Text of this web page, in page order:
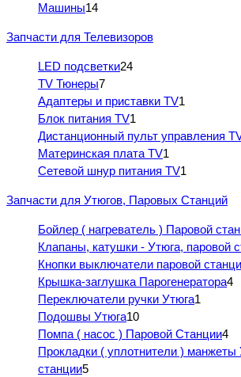
Машины14
Запчасти для Телевизоров
LED подсветки24
TV Тюнеры7
Адаптеры и приставки TV1
Блок питания TV1
Дистанционный пульт управления
Материнская плата TV1
Сетевой шнур питания TV1
Запчасти для Утюгов, Паровых Станций
Бойлер ( нагреватель ) Паровой
Клапаны, катушки - Утюга, паровой
Кнопки выключатели паровой
Крышка-заглушка Парогенератора4
Переключатели ручки Утюга1
Подошвы Утюга10
Помпа ( насос ) Паровой Станции4
Прокладки ( уплотнители ) манжеты
станции5